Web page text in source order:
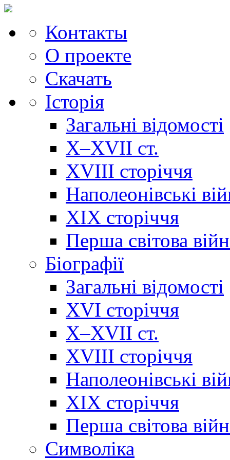
Контакты
О проекте
Скачать
Історія
Загальні відомості
X–XVII ст.
XVIII сторіччя
Наполеонівські
XIX сторіччя
Перша світова
Біографії
Загальні відомості
XVI сторіччя
X–XVII ст.
XVIII сторіччя
Наполеонівські
XIX сторіччя
Перша світова
Cимволіка